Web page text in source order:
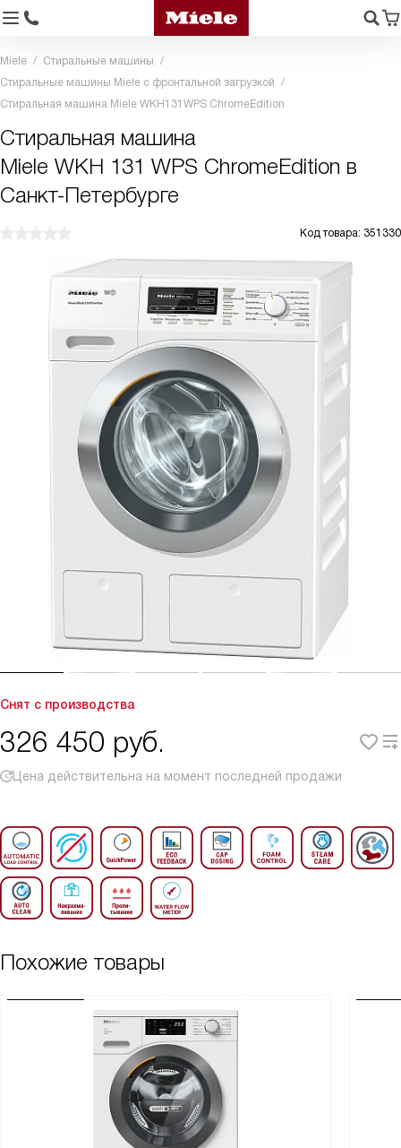
Miele
Стиральные машины
Стиральные машины Miele с фронтальной загрузкой
Стиральная машина Miele WKH131WPS ChromeEdition
Стиральная машина
Miele WKH 131 WPS ChromeEdition в
Санкт-Петербурге
Код товара: 351330
Снят с производства
326 450 руб.
Цена действительна на момент последней продажи
Похожие товары